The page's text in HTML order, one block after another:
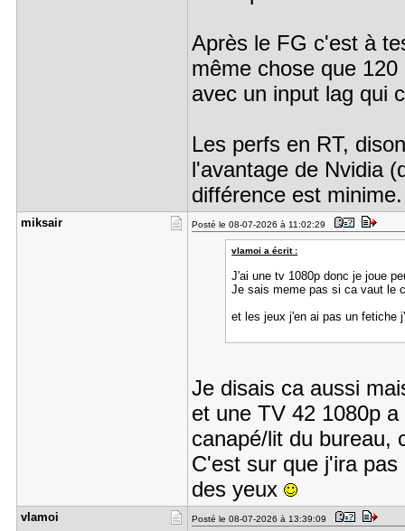
Après le FG c'est à
même chose que
avec un input lag qui
Les perfs en RT,
l'avantage de Nvidia
différence est minime.
miksair Posté le 08-07-2026 à 11:02:29
vlamoi a écrit :
J'ai une tv 1080p donc je joue
Je sais meme pas si ca vaut le
et les jeux j'en ai pas un fetiche
Je disais ca aussi
et une TV 42 1080p
canapé/lit du bureau,
C'est sur que j'ira
des yeux
vlamoi Posté le 08-07-2026 à 13:39:09